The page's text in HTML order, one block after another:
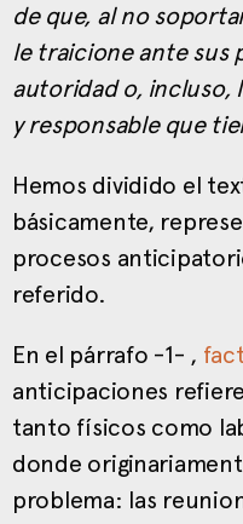
de que, al no
le traicione ante sus
autoridad o, incluso,
y responsable que
Hemos dividido el
básicamente,
procesos
referido.
En el párrafo -1- ,
anticipaciones
tanto físicos como
donde
problema: las